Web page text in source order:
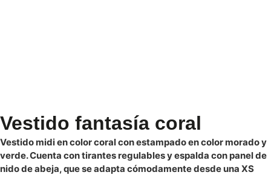
Vestido fantasía coral
Vestido midi en color coral con estampado en color morado y
verde. Cuenta con tirantes regulables y espalda con panel de
nido de abeja, que se adapta cómodamente desde una XS